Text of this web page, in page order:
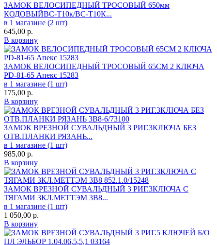
ЗАМОК ВЕЛОСИПЕДНЫЙ ТРОСОВЫЙ 650мм
КОДОВЫЙВС-Т10к/ВС-Т10К...
в 1 магазине (2 шт)
645,00 р.
В корзину
ЗАМОК ВЕЛОСИПЕДНЫЙ ТРОСОВЫЙ 65СМ 2 КЛЮЧА
PD-81-65 Апекс 15283
в 1 магазине (1 шт)
175,00 р.
В корзину
ЗАМОК ВРЕЗНОЙ СУВАЛЬДНЫЙ 3 РИГ.3КЛЮЧА БЕЗ
ОТВ.ПЛАНКИ РЯЗАНЬ...
в 1 магазине (1 шт)
985,00 р.
В корзину
ЗАМОК ВРЕЗНОЙ СУВАЛЬДНЫЙ 3 РИГ.3КЛЮЧА С
ТЯГАМИ 3КЛ.МЕТТЭМ 3В8...
в 1 магазине (1 шт)
1 050,00 р.
В корзину